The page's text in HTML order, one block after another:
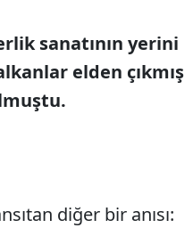
sanatının yerini
elden çıkmış
diğer bir anısı: